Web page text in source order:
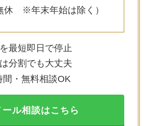
休 ※年末年始は除く）
最短即日で停止
分割でも大丈夫
間・無料相談OK
ール相談はこちら